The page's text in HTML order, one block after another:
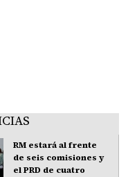
RM estará al frente
de seis comisiones y
el PRD de cuatro